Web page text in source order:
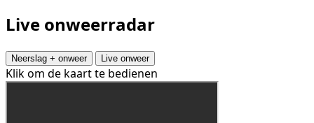
Live onweerradar
Neerslag + onweer Live onweer
Klik om de kaart te bedienen